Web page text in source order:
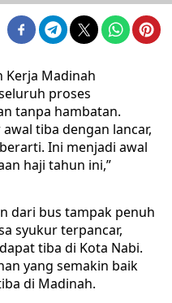
Kerja Madinah
proses
tanpa hambatan.
tiba dengan lancar,
Ini menjadi awal
haji tahun ini,”
dari bus tampak penuh
syukur terpancar,
tiba di Kota Nabi.
yang semakin baik
di Madinah.